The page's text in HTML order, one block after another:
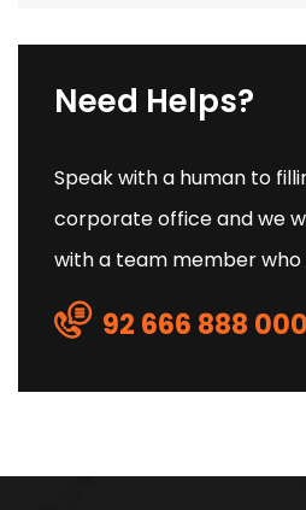
Need Helps?
Speak with a human to
corporate office and we
with a team member who
92 666 888